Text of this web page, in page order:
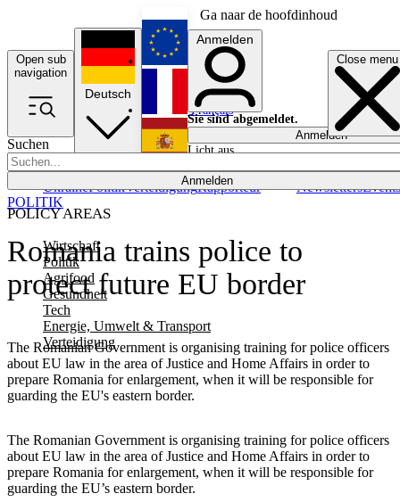
Ga naar de hoofdinhoud
Open sub
navigation
Close menu
Suchen
Anmelden
POLICY AREAS
Wirtschaft
Politik
Agrifood
Gesundheit
Tech
Energie, Umwelt & Transport
Verteidigung
UkrainePolitikVerteidigungRapporteur NewslettersEvents
Deutsch
English
Français
Anmelden
Sie sind abgemeldet.
Anmelden
Licht aus
Romania trains police to
protect future EU border
The Romanian Government is organising training for police officers
about EU law in the area of Justice and Home Affairs in order to
prepare Romania for enlargement, when it will be responsible for
guarding the EU's eastern border.
POLITIK
The Romanian Government is organising training for police officers
about EU law in the area of Justice and Home Affairs in order to
prepare Romania for enlargement, when it will be responsible for
guarding the EU’s eastern border.